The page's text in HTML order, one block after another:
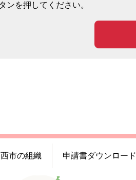
ンを押してください。
市の組織 申請書ダウンロード